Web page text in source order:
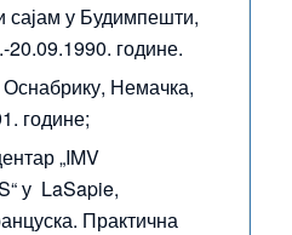
у Будимпешти,
године.
Немачка,
године;
„IMV
у LaSapie,
Практична